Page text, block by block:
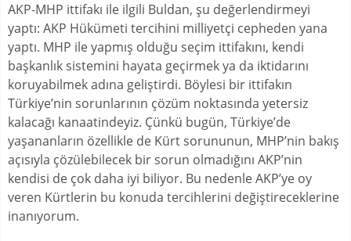
AKP-MHP ittifakı ile ilgili Buldan, şu değerlendirmeyi
yaptı: AKP Hükümeti tercihini milliyetçi cepheden yana
yaptı. MHP ile yapmış olduğu seçim ittifakını, kendi
başkanlık sistemini hayata geçirmek ya da iktidarını
koruyabilmek adına geliştirdi. Böylesi bir ittifakın
Türkiye’nin sorunlarının çözüm noktasında yetersiz
kalacağı kanaatindeyiz. Çünkü bugün, Türkiye’de
yaşananların özellikle de Kürt sorununun, MHP’nin bakış
açısıyla çözülebilecek bir sorun olmadığını AKP’nin
kendisi de çok daha iyi biliyor. Bu nedenle AKP’ye oy
veren Kürtlerin bu konuda tercihlerini değiştireceklerine
inanıyorum.